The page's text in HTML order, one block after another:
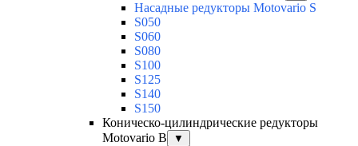
Насадные редукторы Motovario S
S050
S060
S080
S100
S125
S140
S150
Коническо-цилиндрические редукторы
Motovario B
▼